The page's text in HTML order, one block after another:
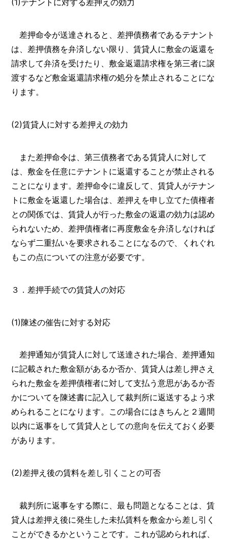
(1)テナントに対する差押えの効力
差押命令が送達されると、差押債務者であるテナント
は、差押債務を弁済しない限り、賃貸人に敷金の返還を
請求して弁済を受けたり、敷金返還請求権を第三者に譲
渡するなど敷金返還請求権の処分を禁止されることにな
ります。
(2)賃貸人に対する差押えの効力
また差押命令は、第三債務者である賃貸人に対して
は、敷金を任意にテナントに返還することが禁止される
ことになります。差押命令に違反して、賃貸人がテナン
トに敷金を返還した場合は、差押えを申し立てた債権者
との関係では、賃貸人が行った敷金の返還の効力は認め
られないため、差押債権者に再度敷金を弁済しなければ
ならず二重払いを要求されることになるので、くれぐれ
もこの点についての注意が必要です。
３．差押手続での賃貸人の対応
(1)陳述の催告に対する対応
差押通知が賃貸人に対して送達された場合、差押通知
に記載された敷金額があるか否か、賃貸人は差し押さえ
られた敷金を差押債権者に対して支払う意思があるか否
かについてを陳述書に記入して裁判所に返送するよう求
められることになります。この場合にはきちんと２週間
以内に返事をして賃貸人としての意向を伝えておく必要
があります。
(2)差押え後の賃料を差し引くことの可否
裁判所に返事をする際に、最も問題となることは、賃
貸人は差押え後に発生した未払賃料を敷金から差し引く
ことができるかということです。これが認められれば、